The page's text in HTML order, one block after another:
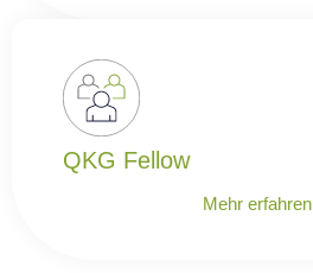
QKG Fellow
Mehr erfahren